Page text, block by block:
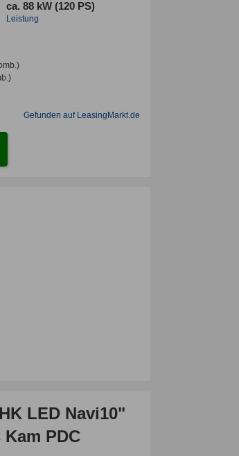
ca. 88 kW (120 PS)
Leistung
Gefunden auf LeasingMarkt.de
LED Navi10"
Kam PDC